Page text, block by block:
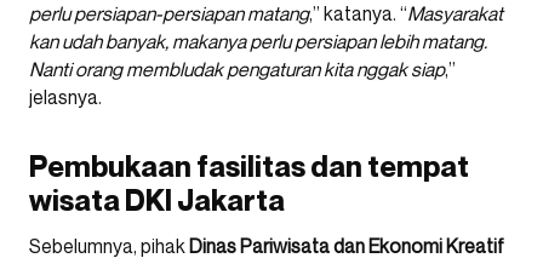
perlu persiapan-persiapan matang,” katanya. “Masyarakat
kan udah banyak, makanya perlu persiapan lebih matang.
Nanti orang membludak pengaturan kita nggak siap,”
jelasnya.
Pembukaan fasilitas dan tempat
wisata DKI Jakarta
Sebelumnya, pihak Dinas Pariwisata dan Ekonomi Kreatif